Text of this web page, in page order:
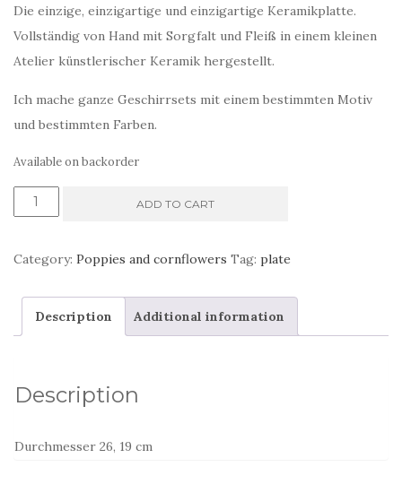
Die einzige, einzigartige und einzigartige Keramikplatte.
Vollständig von Hand mit Sorgfalt und Fleiß in einem kleinen
Atelier künstlerischer Keramik hergestellt.
Ich mache ganze Geschirrsets mit einem bestimmten Motiv
und bestimmten Farben.
Available on backorder
Zwei
Mohnblumen
quantity
ADD TO CART
Category: Poppies and cornflowers Tag: plate
Description Additional information
Description
Durchmesser 26, 19 cm